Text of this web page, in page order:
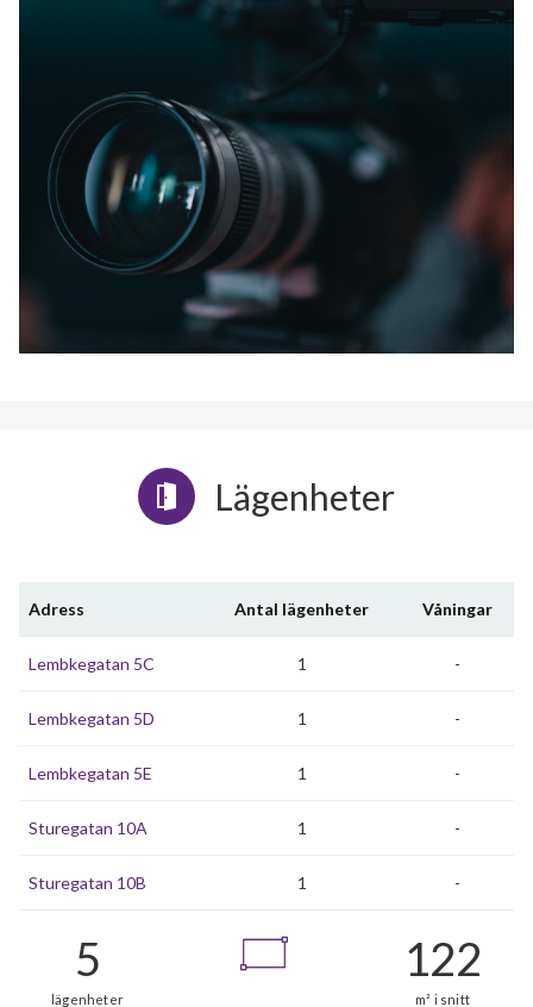
Lägenheter
Adress Antal lägenheter Våningar
Lembkegatan 5C 1 -
Lembkegatan 5D 1 -
Lembkegatan 5E 1 -
Sturegatan 10A 1 -
Sturegatan 10B 1 -